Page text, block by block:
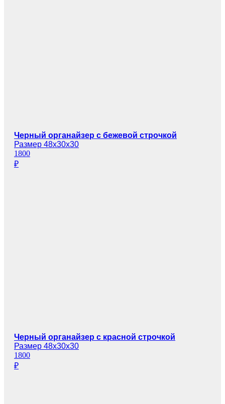
Черный органайзер с бежевой строчкой
Размер 48х30х30
1800
₽
Черный органайзер с красной строчкой
Размер 48х30х30
1800
₽